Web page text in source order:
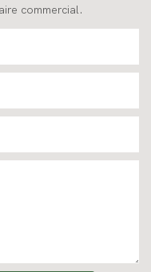
commercial.